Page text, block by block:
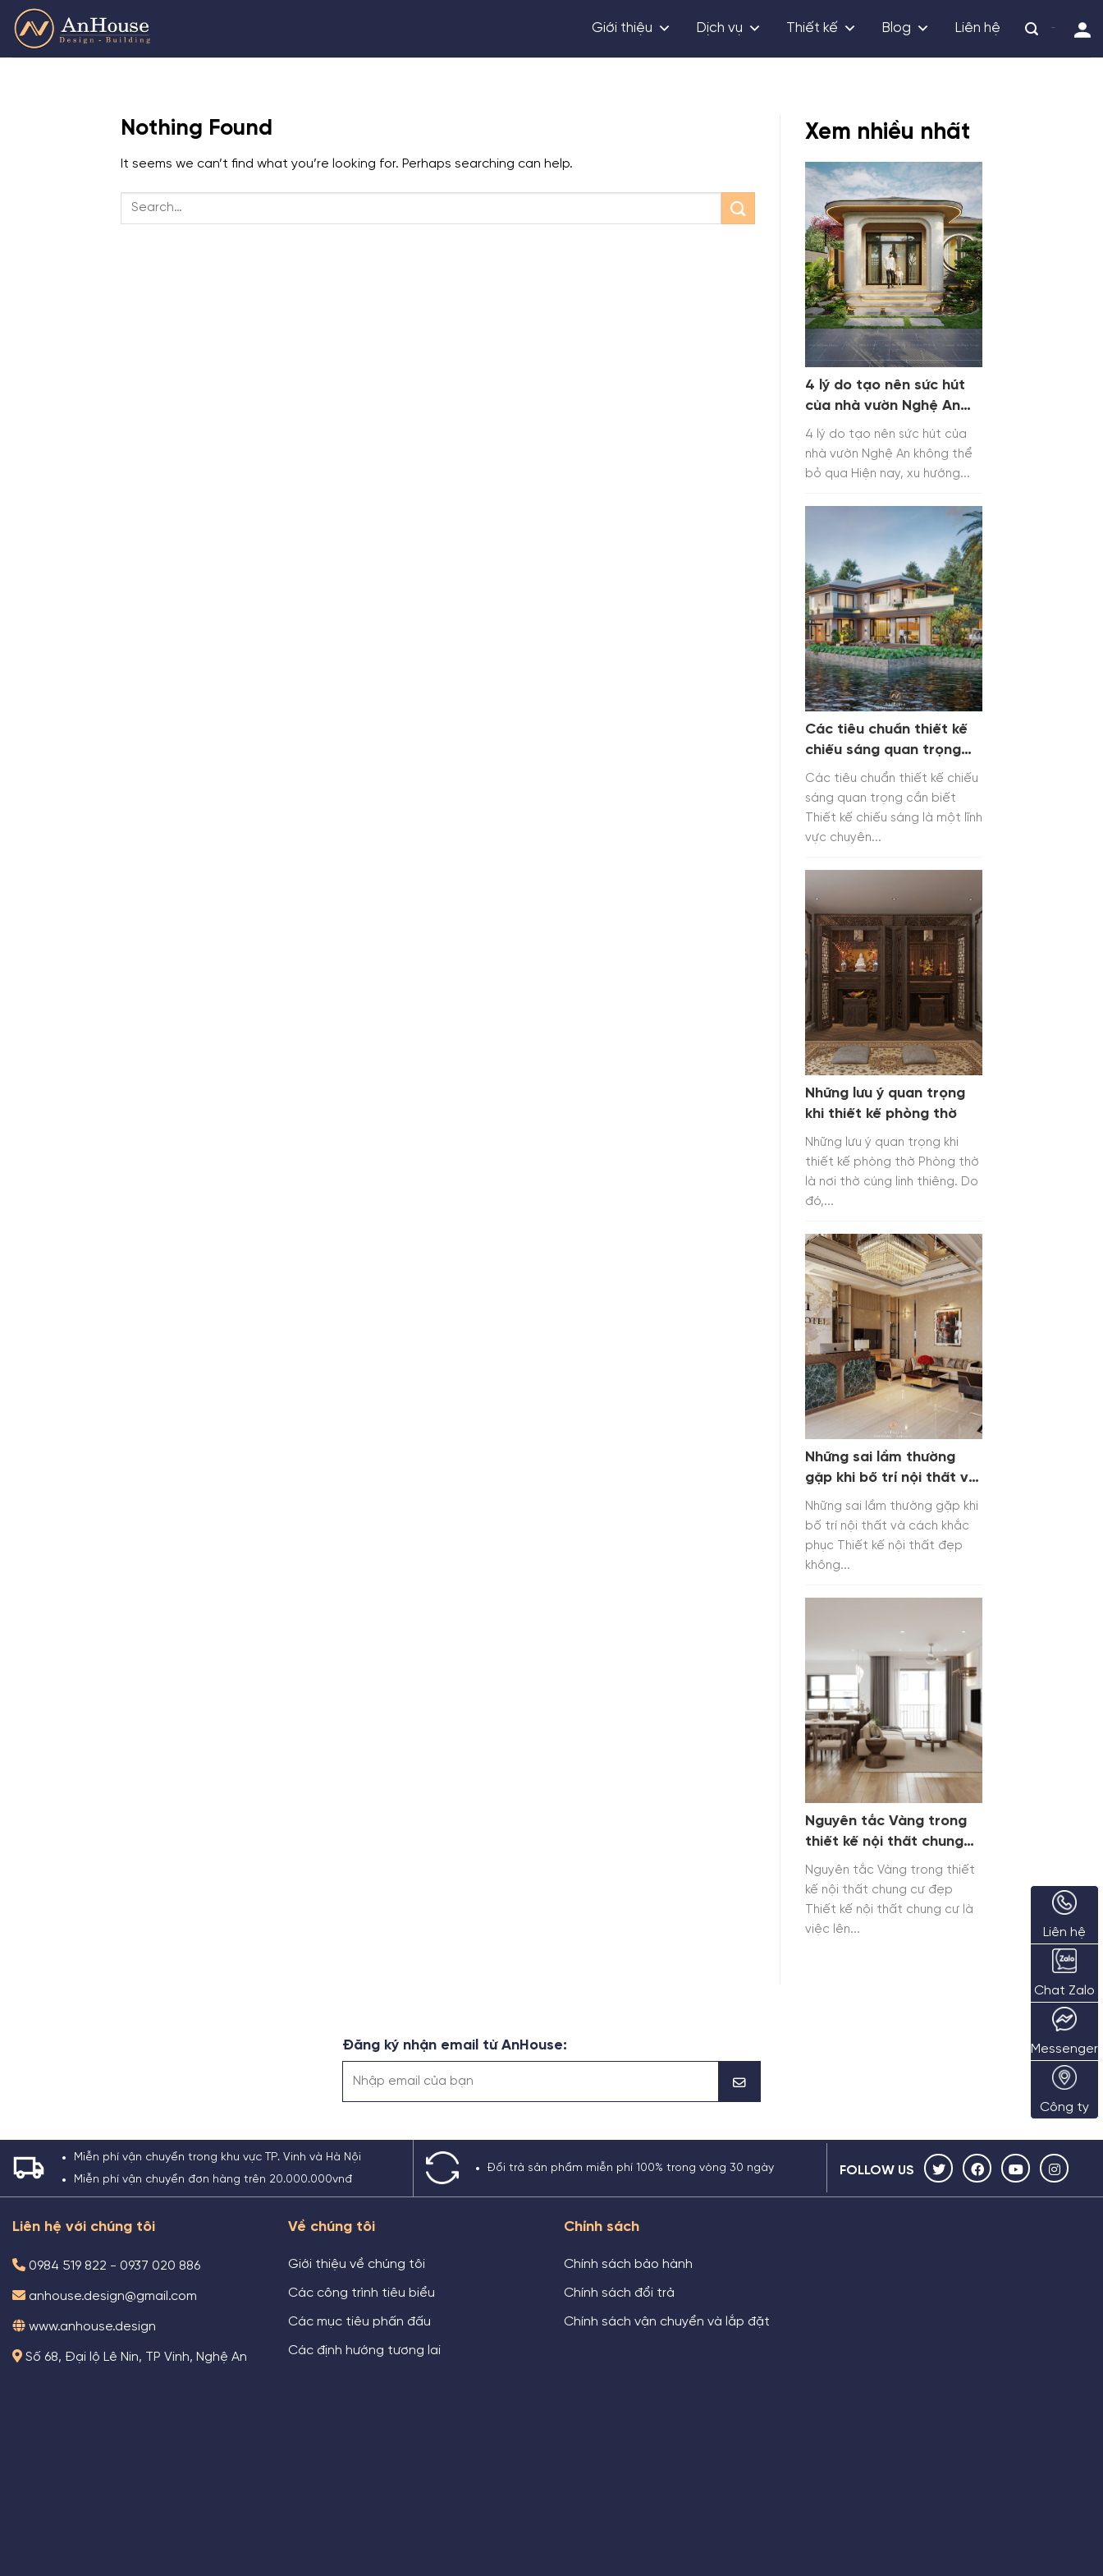
Skip
content
Giới thiệu Dịch vụ Thiết kế Blog Liên hệ -
Nothing Found
It seems we can’t find what you’re looking for. Perhaps searching can help.
Xem nhiều nhất
4 lý do tạo nên sức hút
của nhà vườn Nghệ An
không thể bỏ qua
4 lý do tạo nên sức hút của
nhà vườn Nghệ An không thể
bỏ qua Hiện nay, xu hướng...
Các tiêu chuẩn thiết kế
chiếu sáng quan trọng
cần biết
Các tiêu chuẩn thiết kế chiếu
sáng quan trọng cần biết
Thiết kế chiếu sáng là một lĩnh
vực chuyên...
Những lưu ý quan trọng
khi thiết kế phòng thờ
Những lưu ý quan trọng khi
thiết kế phòng thờ Phòng thờ
là nơi thờ cúng linh thiêng. Do
đó,...
Những sai lầm thường
gặp khi bố trí nội thất và
cách khắc phục
Những sai lầm thường gặp khi
bố trí nội thất và cách khắc
phục Thiết kế nội thất đẹp
không...
Nguyên tắc Vàng trong
thiết kế nội thất chung
cư đẹp
Nguyên tắc Vàng trong thiết
kế nội thất chung cư đẹp
Thiết kế nội thất chung cư là
việc lên...
Đăng ký nhận email từ AnHouse:
Liên hệ
Chat Zalo
Messenger
Công ty
Miễn phí vận chuyển trong khu vực TP. Vinh và Hà Nội
Miễn phí vận chuyển đơn hàng trên 20.000.000vnđ
Đổi trả sản phẩm miễn phí 100% trong vòng 30 ngày FOLLOW US
Liên hệ với chúng tôi
0984 519 822 - 0937 020 886
anhouse.design@gmail.com
www.anhouse.design
Số 68, Đại lộ Lê Nin, TP Vinh, Nghệ An
Về chúng tôi
Giới thiệu về chúng tôi
Các công trình tiêu biểu
Các mục tiêu phấn đấu
Các định hướng tương lai
Chính sách
Chính sách bảo hành
Chính sách đổi trả
Chính sách vận chuyển và lắp đặt